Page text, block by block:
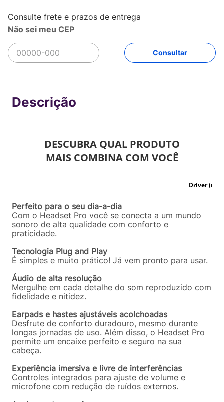
Não sei meu CEP
R$144,90
48
Perfeito para o seu dia-a-dia
Com o Headset Pro você se conecta a um mundo
sonoro de alta qualidade com conforto e
praticidade.
Tecnologia Plug and Play
É simples e muito prático! Já vem pronto para usar.
Áudio de alta resolução
Mergulhe em cada detalhe do som reproduzido com
fidelidade e nitidez.
Earpads e hastes ajustáveis acolchoadas
Desfrute de conforto duradouro, mesmo durante
longas jornadas de uso. Além disso, o Headset Pro
permite um encaixe perfeito e seguro na sua
cabeça.
Experiência imersiva e livre de interferências
Controles integrados para ajuste de volume e
microfone com redução de ruídos externos.